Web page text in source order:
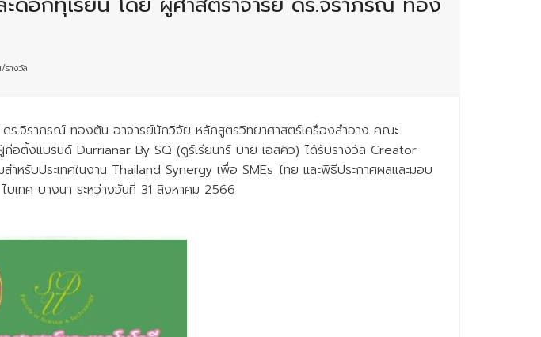
รางวัล
ร.จิราภรณ์ ทองตัน อาจารย์นักวิจัย หลักสูตรวิทยาศาสตร์เครื่องสำอาง คณะ
ตั้งแบรนด์ Durrianar By SQ (ดูร์เรียนาร์ บาย เอสคิว) ได้รับรางวัล Creator
รับประเทศในงาน Thailand Synergy เพื่อ SMEs ไทย และพิธีประกาศผลและมอบ
เทค บางนา ระหว่างวันที่ 31 สิงหาคม 2566